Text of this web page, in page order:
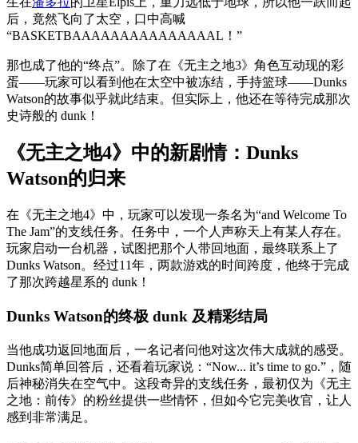
后，竟然飞向了太空，口中高喊
“BASKETBAAAAAAAAAAAAAAAL！”
那也成了他的“终点”。除了在《无主之地3》角色互动现的彩
蛋——玩家可以看到他在太空中被冻结，手持篮球——Dunks
Watson的故事似乎就此结束。但实际上，他还在等待完成那次
史诗般的 dunk！
《无主之地4》中的新剧情：Dunks
Watson的归来
在《无主之地4》中，玩家可以发现一条名为“and Welcome To
The Jam”的支线任务。任务中，一个人声称天上有某人存在。
玩家启动一台机器，试图把那个人带回地面，最终联系上了
Dunks Watson。经过11年，两款游戏的时间跨度，他终于完成
了那次跨越星系的 dunk！
Dunks Watson的终极 dunk 及精彩结局
当他成功返回地面后，一名记者问他对这次伟大成就的感受。
Dunks简单回答后，还看着玩家说：“Now... it’s time to go.”，随
后神秘消失在空气中。这段奇异的支线任务，最初仅为《无主
之地：前传》的粉丝提供一些情怀，但如今它完美收官，让人
感到非常满足。